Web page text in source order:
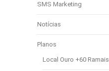
SMS Marketing
Notícias
Planos
Local Ouro +60 Ramais